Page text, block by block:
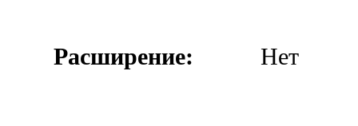
Расширение: Нет